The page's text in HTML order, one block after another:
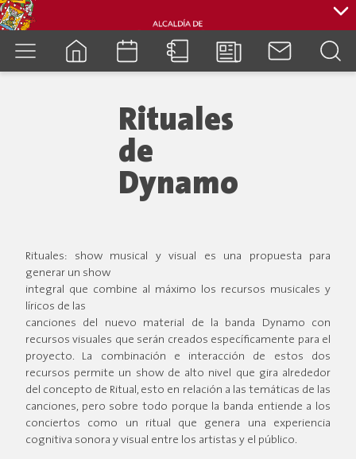
Rituales
de
Dynamo
Rituales: show musical y visual es una propuesta para
generar un show
integral que combine al máximo los recursos musicales y
líricos de las
canciones del nuevo material de la banda Dynamo con
recursos visuales que serán creados específicamente para el
proyecto. La combinación e interacción de estos dos
recursos permite un show de alto nivel que gira alrededor
del concepto de Ritual, esto en relación a las temáticas de las
canciones, pero sobre todo porque la banda entiende a los
conciertos como un ritual que genera una experiencia
cognitiva sonora y visual entre los artistas y el público.